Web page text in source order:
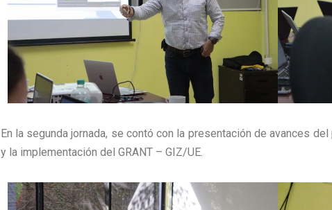
En la segunda jornada, se contó con la presentación de avances
y la implementación del GRANT – GIZ/UE.